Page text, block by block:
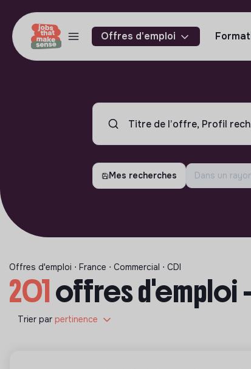
Offres d'emploi
Mes recherches Dans un
Offres d'emploi ⋅ France ⋅ Commercial ⋅ CDI
201offres d'emploi
Trier par pertinence